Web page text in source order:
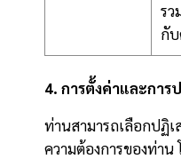
รว
กั
4. การตั้งค่าและการ
ท่านสามารถเลือกปฏิ
ความต้องการของท่าน